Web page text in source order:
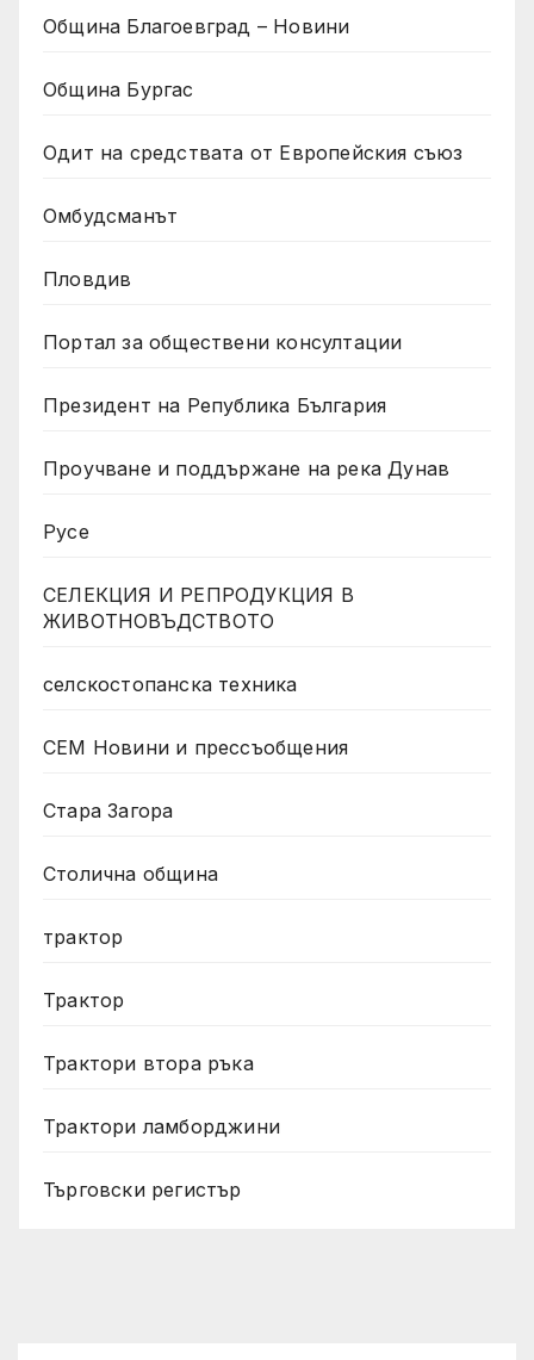
Община Благоевград – Новини
Община Бургас
Одит на средствата от Европейския съюз
Омбудсманът
Пловдив
Портал за обществени консултации
Президент на Република България
Проучване и поддържане на река Дунав
Русе
СЕЛЕКЦИЯ И РЕПРОДУКЦИЯ В
ЖИВОТНОВЪДСТВОТО
селскостопанска техника
СЕМ Новини и прессъобщения
Стара Загора
Столична община
трактор
Трактор
Трактори втора ръка
Трактори ламборджини
Търговски регистър